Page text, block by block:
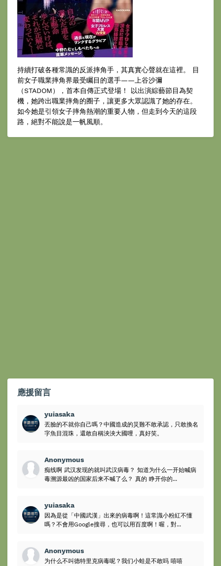
持續打破各種常識的反派摔角手，其真實心聲就在這裡。 目
前女子職業摔角界最受矚目的選手——上谷沙彌
（STADOM），首本自傳正式登場！ 以出演綜藝節目為契
機，她跨出職業摔角的圈子，讓更多大眾認識了她的存在。
如今她是引領女子摔角熱潮的重要人物，但走到今天的這段
路，絕對不能說是一帆風順。
應援留言
yuiasaka
丟臉的不就你自己嗎？中國造成的災難不敢承認，只敢換名
字魚目混珠，還敢自稱泱泱大國哩，真好笑。
Anonymous
痴线啊 武汉发现的就叫武汉病毒？ 知道为什么一开始喊病
毒溯源最凶的国家后来不喊了么？ 真的 睁开你的...
yuiasaka
因為是從「中國武漢」出來的病毒啊！這常識小粉紅不懂
嗎？不會用Google搜尋，也可以用百度啊！喔，對...
Anonymous
为什么不叫德特里克病毒呢？我们小蛙是不敢吗 嘻嘻